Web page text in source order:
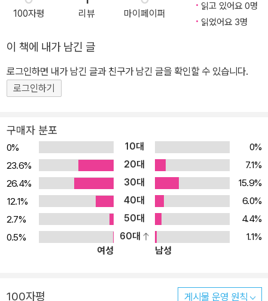
매력에 빠진 로랑 마르탱을 만나보았어요. 또한 임상심리학자와 라이
생각들도 담았습니다. 이들의 글에는 공통적인 사실이 존재해요. 바
로 성공하고 싶다면 일을 하고, 시간을 투자하고, 내 분야에서 필요한
기술을 숙련하고, 실패란 일하는 과정에 자연스레 따르게 마련이라는
점을 잊지 말고 융통성을 발휘해야 된다는 사실이에요. - 출판사 평
소소한 일상의 에피소드…. 킨포크는 화려한 의상을 입은 모델 사진과
빽빽한 광고로 가득한 기존의 잡지와는 무언가 다르다. 그들은 명품
의 가치를 홍보하기보다는 삶의 소박한 이야기들을 새로운 방법으로
다룬다. ‘KINFOLK’는 친족, 가까운 사람을 의미한다. 미국 포틀랜드
에서 작가, 농부, 사진가, 디자이너, 요리사, 플로리스트 등 다양한 이
들이 삶의 활력을 불어넣는 이야기를 소개하기 시작했다. 여기에 매
료된 많은 이들이 모여 이제는 커다란 커뮤니티로, 나아가 ‘킨포크
족’이라는 신조어가 생겨날 정도로 하나의 문화 현상이 되어가고 있
며, 숲으로 소풍을 간다. 굴을 곁들인 애피타이저로 나만을 위한 만찬
100자평 리뷰 마이페이퍼
읽고 있어요 0명
읽었어요 3명
이 책에 내가 남긴 글
로그인하면 내가 남긴 글과 친구가 남긴 글을 확인할 수 있습니다.
로그인하기
구매자 분포
0% 10대
0%
23.6%
20대
7.1%
26.4%
30대
15.9%
12.1%
40대
6.0%
2.7%
50대
4.4%
0.5%
60대
1.1%
여성
남성
100자평 게시물 운영 원칙